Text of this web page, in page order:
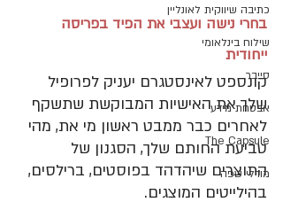
כתיבה שיווקית לאונליין
שילוח בינלאומי
סייבר
אבטחת מידע
The Capsule
מודלי שפה
בחרי נישה ועצבי את הפיד בפריסה
ייחודית
קונספט לאינסטגרם יעניק לפרופיל
שלך את האישיות המבוקשת שתשקף
לאחרים כבר ממבט ראשון מי את, מהי
טביעת החותם שלך, הסגנון של
התוצרים שיהדהד בפוסטים, ברילסים,
בהילייטים המוצגים.